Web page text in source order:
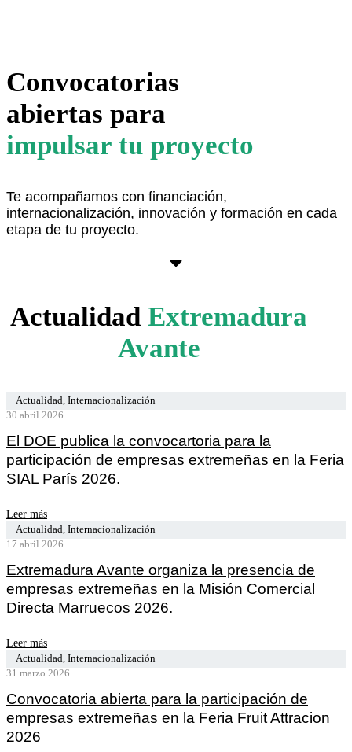
Convocatorias
abiertas para
impulsar tu proyecto
Te acompañamos con financiación,
internacionalización, innovación y formación en cada
etapa de tu proyecto.
ActualidadExtremadura
Avante
Actualidad, Internacionalización
30 abril 2026
El DOE publica la convocartoria para la
participación de empresas extremeñas en la Feria
SIAL París 2026.
Leer más
Actualidad, Internacionalización
17 abril 2026
Extremadura Avante organiza la presencia de
empresas extremeñas en la Misión Comercial
Directa Marruecos 2026.
Leer más
Actualidad, Internacionalización
31 marzo 2026
Convocatoria abierta para la participación de
empresas extremeñas en la Feria Fruit Attracion
2026